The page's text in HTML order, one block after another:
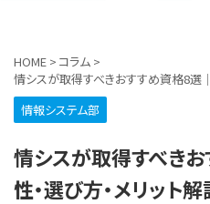
HOME > コラム >
情シスが取得すべきおすすめ資格8選
情報システム部
情シスが取得すべき
性・選び方・メリット